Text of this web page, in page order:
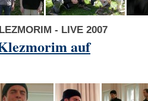
- LIVE 2007
auf